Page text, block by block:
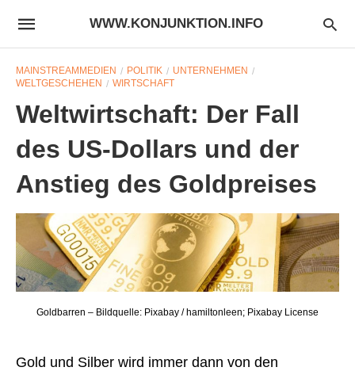
WWW.KONJUNKTION.INFO
MAINSTREAMMEDIEN POLITIK
UNTERNEHMEN
WELTGESCHEHEN
WIRTSCHAFT
Weltwirtschaft: Der Fall
des US-Dollars und der
Anstieg des Goldpreises
Goldbarren – Bildquelle: Pixabay / hamiltonleen; Pixabay License
Gold und Silber wird immer dann von den